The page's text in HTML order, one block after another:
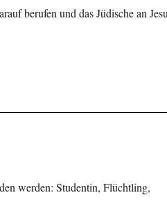
berufen und das Jüdische an
werden: Studentin, Flüchtling,